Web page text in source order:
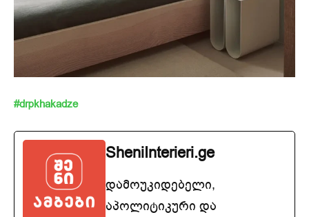
#drpkhakadze
SheniInterieri.ge
დამოუკიდებელი,
აპოლიტიკური და